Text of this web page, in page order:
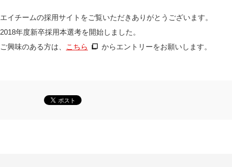
エイチームの採用サイトをご覧いただきありがとうございます。
2018年度新卒採用本選考を開始しました。
ご興味のある方は、
こちら からエントリーをお願いします。